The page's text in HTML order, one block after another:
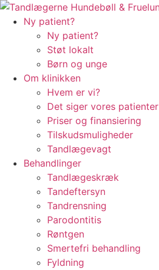
Videre
Ny patient?
Ny patient?
Støt lokalt
Børn og unge
Om klinikken
Hvem er vi?
Det siger vores patienter
Priser og finansiering
Tilskudsmuligheder
Tandlægevagt
Behandlinger
Tandlægeskræk
Tandeftersyn
Tandrensning
Parodontitis
Røntgen
Smertefri behandling
Fyldning